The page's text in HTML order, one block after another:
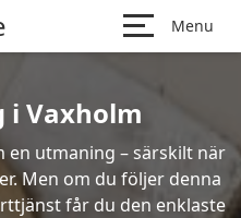
Menu
i Vaxholm
en utmaning – särskilt när
Men om du följer denna
får du den enklaste